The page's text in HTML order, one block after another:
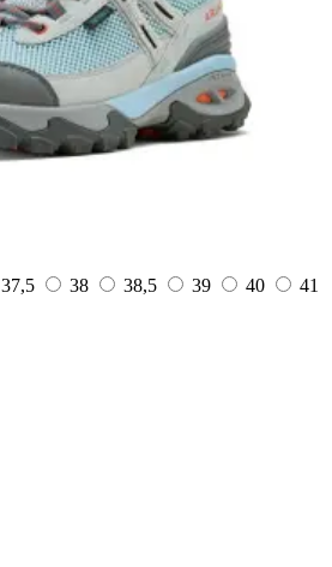
37,5 38 38,5 39 40
41